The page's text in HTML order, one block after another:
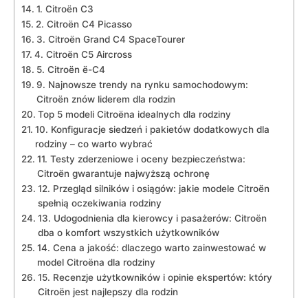
1. Citroën C3
2. Citroën C4 Picasso
3. Citroën Grand C4 SpaceTourer
4. Citroën C5 Aircross
5. Citroën ë-C4
9. Najnowsze ‌trendy ⁤na rynku samochodowym:
Citroën znów liderem dla rodzin
Top ‍5 ⁣modeli Citroëna idealnych‍ dla rodziny
10. Konfiguracje siedzeń i pakietów dodatkowych dla
rodziny – ⁣co warto⁤ wybrać
11. Testy zderzeniowe i ​oceny bezpieczeństwa:
Citroën gwarantuje najwyższą ochronę
12. Przegląd silników i⁢ osiągów: jakie modele Citroën
spełnią oczekiwania rodziny
13. Udogodnienia dla kierowcy i pasażerów: Citroën
dba o komfort wszystkich użytkowników
14. Cena a jakość: dlaczego warto zainwestować ⁣w
model Citroëna dla rodziny
15. Recenzje użytkowników i opinie ekspertów: który
Citroën jest najlepszy dla rodzin